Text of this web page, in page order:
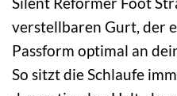
verstellbaren Gurt, der
Passform optimal an
So sitzt die Schlaufe